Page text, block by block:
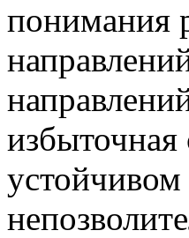
понимания
избыточная